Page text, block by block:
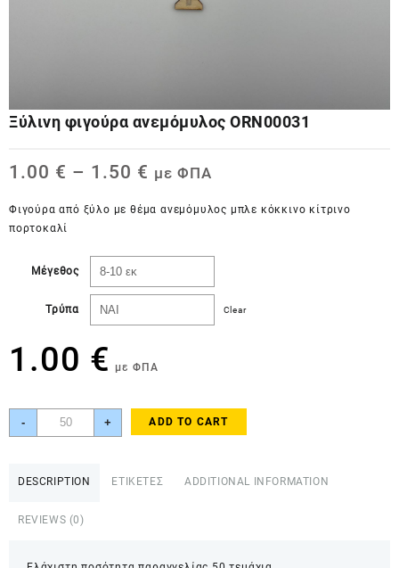
Ξύλινη φιγούρα ανεμόμυλος ORN00031
1.00 € – 1.50 € με ΦΠΑ
Φιγούρα από ξύλο με θέμα ανεμόμυλος μπλε κόκκινο κίτρινο
πορτοκαλί
Μέγεθος
Τρύπα Clear
1.00 € με ΦΠΑ
-
Ξύλινη
φιγούρα
+ ADD TO CART
DESCRIPTION ΕΤΙΚΕΤΕΣ ADDITIONAL INFORMATION
REVIEWS (0)